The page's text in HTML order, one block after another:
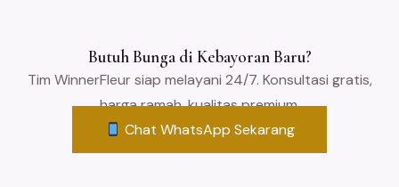
Butuh Bunga di Kebayoran Baru?
Tim WinnerFleur siap melayani 24/7. Konsultasi gratis,
harga ramah, kualitas premium.
Chat WhatsApp Sekarang